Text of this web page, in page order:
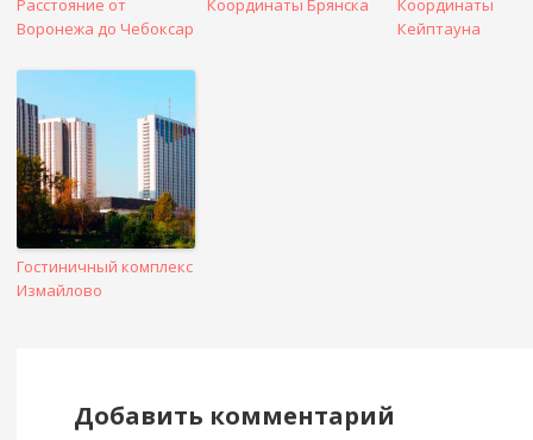
Расстояние от
Воронежа до Чебоксар
Координаты Брянска
Координаты
Кейптауна
Гостиничный комплекс
Измайлово
Добавить комментарий